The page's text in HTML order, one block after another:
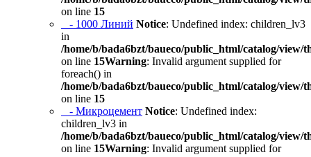
on line 15
- 1000 Линий Notice: Undefined index: children_lv3
in
/home/b/bada6bzt/baueco/public_html/catalog/view/
on line 15Warning: Invalid argument supplied for
foreach() in
/home/b/bada6bzt/baueco/public_html/catalog/view/
on line 15
- Микроцемент Notice: Undefined index:
children_lv3 in
/home/b/bada6bzt/baueco/public_html/catalog/view/
on line 15Warning: Invalid argument supplied for